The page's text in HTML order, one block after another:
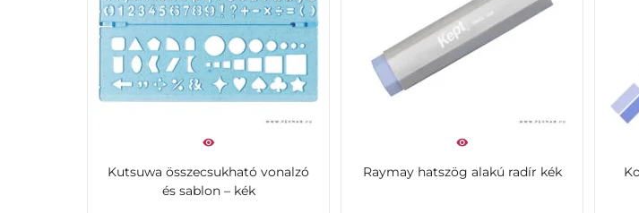
Kutsuwa összecsukható vonalzó
és sablon – kék
Raymay hatszög alakú radír kék